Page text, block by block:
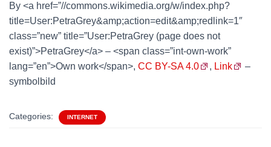
By <a href=”//commons.wikimedia.org/w/index.php?
title=User:PetraGrey&amp;action=edit&amp;redlink=1″
class=”new” title=”User:PetraGrey (page does not
exist)”>PetraGrey</a> – <span class=”int-own-work”
lang=”en”>Own work</span>, CC BY-SA 4.0 , Link
–
symbolbild
Categories: INTERNET